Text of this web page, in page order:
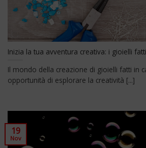
Inizia la tua avventura creativa: i gioielli
Il mondo della creazione di gioielli fatti in
opportunità di esplorare la creatività [...]
19
Nov